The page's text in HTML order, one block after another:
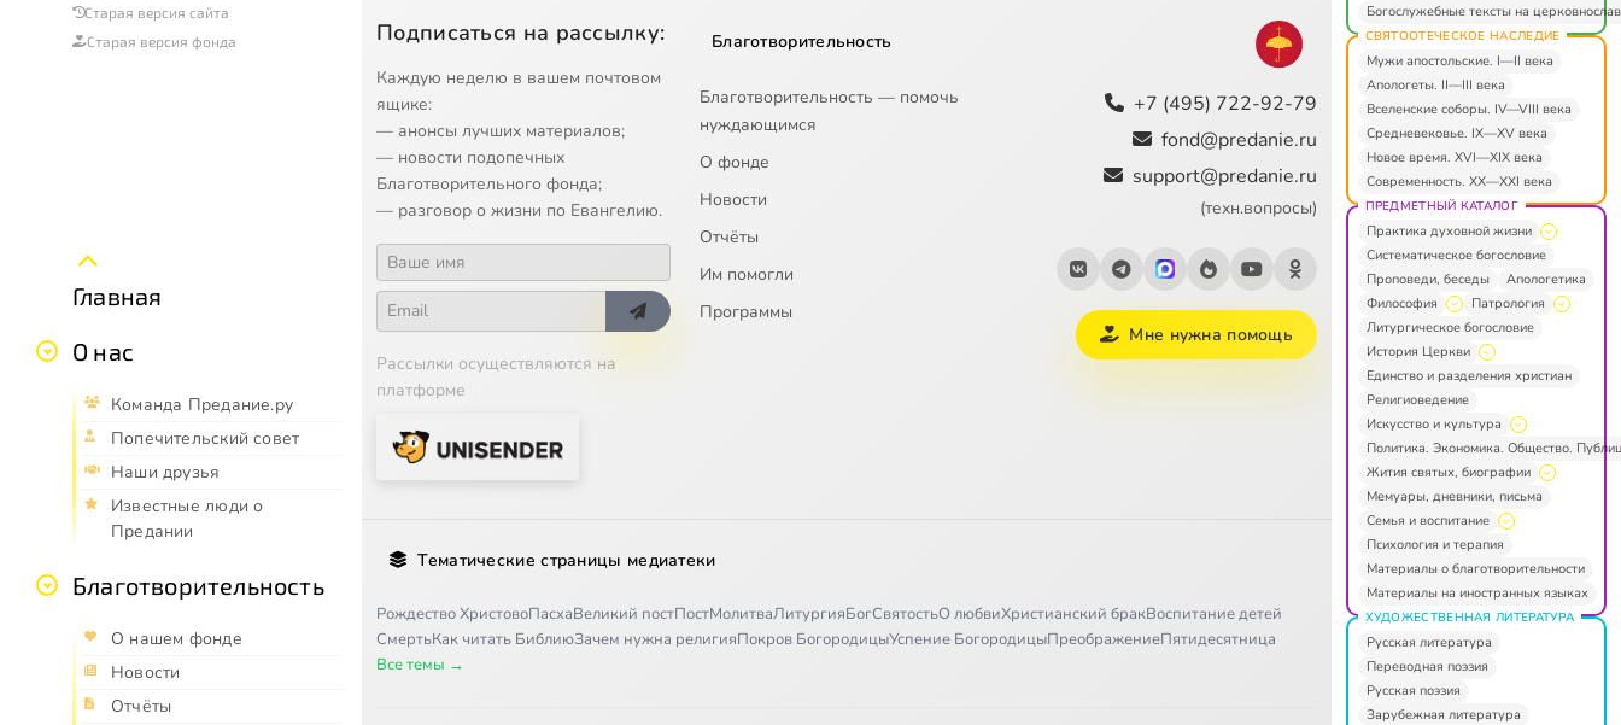
Старая версия сайта
Старая версия фонда
Главная
О нас
Команда Предание.ру
Попечительский совет
Наши друзья
Известные люди о
Предании
Благотворительность
О нашем фонде
Новости
Отчёты
Подписаться на рассылку:
Каждую неделю в вашем почтовом
ящике:
— анонсы лучших материалов;
— новости подопечных
Благотворительного фонда;
— разговор о жизни по Евангелию.
Рассылки осуществляются на
платформе
Благотворительность
Благотворительность — помочь
нуждающимся
О фонде
Новости
Отчёты
Им помогли
Программы
+7 (495) 722-92-79
fond@predanie.ru
support@predanie.ru
(техн.вопросы)
Мне нужна помощь
Тематические страницы медиатеки
Рождество ХристовоПасхаВеликий постПостМолитваЛитургияБогСвятостьО любвиХристианский бракВоспитание детей
СмертьКак читать БиблиюЗачем нужна религияПокров БогородицыУспение БогородицыПреображениеПятидесятница
Все темы →
Богослужебные тексты на
СВЯТООТЕЧЕСКОЕ НАСЛЕДИЕ
Мужи апостольские. I—II века
Апологеты. II—III века
Вселенские соборы. IV—VIII века
Средневековье. IX—XV века
Новое время. XVI—XIX века
Современность. XX—XXI века
ПРЕДМЕТНЫЙ КАТАЛОГ
Практика духовной жизни
Систематическое богословие
Проповеди, беседы
Апологетика
Философия
Патрология
Литургическое богословие
История Церкви
Единство и разделения христиан
Религиоведение
Искусство и культура
Политика. Экономика. Общество.
Жития святых, биографии
Мемуары, дневники, письма
Семья и воспитание
Психология и терапия
Материалы о благотворительности
Материалы на иностранных языках
ХУДОЖЕСТВЕННАЯ ЛИТЕРАТУРА
Русская литература
Переводная поэзия
Русская поэзия
Зарубежная литература